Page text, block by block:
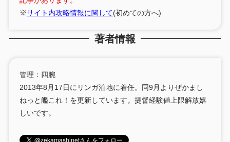
※サイト内攻略情報に関して(初めての方へ)
著者情報
管理：四腕
2013年8月17日にリンガ泊地に着任。同9月よりぜかまし
ねっと艦これ！を更新しています。提督経験値上限解放嬉
しいです。